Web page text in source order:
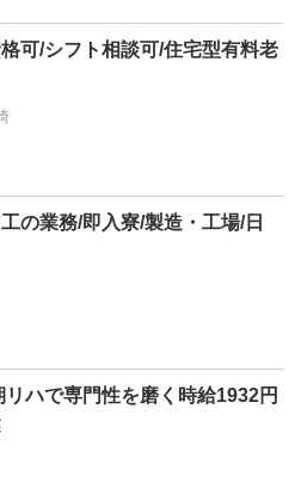
可/シフト相談可/住宅型有料老
の業務/即入寮/製造・工場/日
ハで専門性を磨く時給1932円